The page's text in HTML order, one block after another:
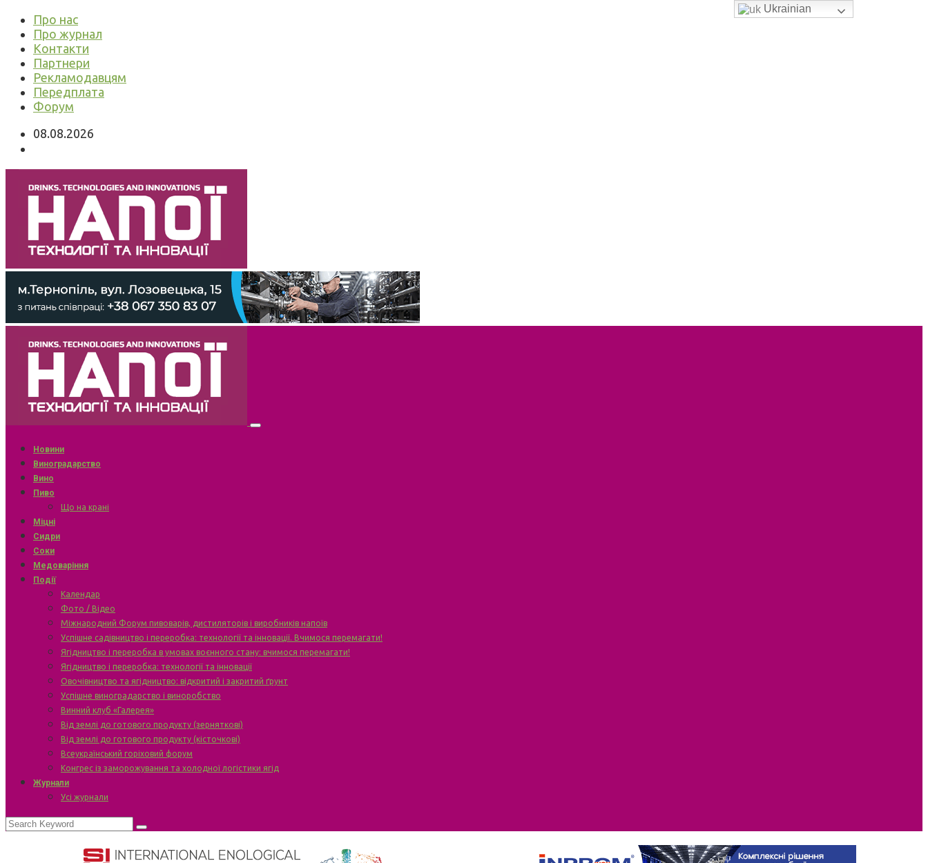
Про нас
Про журнал
Контакти
Партнери
Рекламодавцям
Передплата
Форум
08.08.2026
Новини
Виноградарство
Вино
Пиво
Що на крані
Міцні
Сидри
Соки
Медоваріння
Події
Календар
Фото / Відео
Міжнародний Форум пивоварів, дистиляторів і виробників напоїв
Успішне садівництво і переробка: технології та інновації. Вчимося перемагати!
Ягідництво і переробка в умовах воєнного стану: вчимося перемагати!
Ягідництво і переробка: технології та інновації
Овочівництво та ягідництво: відкритий і закритий ґрунт
Успішне виноградарство і виноробство
Винний клуб «Галерея»
Від землі до готового продукту (зерняткові)
Від землі до готового продукту (кісточкові)
Всеукраїнський горіховий форум
Конгрес із заморожування та холодної логістики ягід
Журнали
Усі журнали
Ukrainian